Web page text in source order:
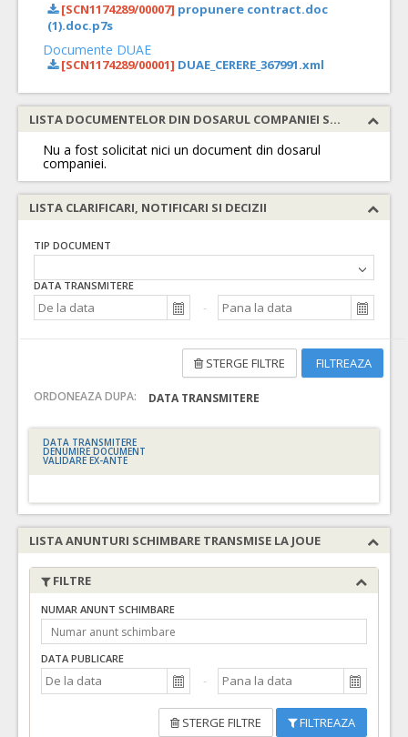
[SCN1174289/00007] propunere contract.doc
(1).doc.p7s
Documente DUAE
[SCN1174289/00001] DUAE_CERERE_367991.xml
LISTA DOCUMENTELOR DIN DOSARUL COMPANIEI SOLICITATE
Nu a fost solicitat nici un document din dosarul
companiei.
LISTA CLARIFICARI, NOTIFICARI SI DECIZII
TIP DOCUMENT
DATA TRANSMITERE
FILTREAZA
STERGE FILTRE
ORDONEAZA DUPA: DATA TRANSMITERE
DATA TRANSMITERE
DENUMIRE DOCUMENT
VALIDARE EX-ANTE
LISTA ANUNTURI SCHIMBARE TRANSMISE LA JOUE
FILTRE
NUMAR ANUNT SCHIMBARE
DATA PUBLICARE
STERGE FILTRE FILTREAZA